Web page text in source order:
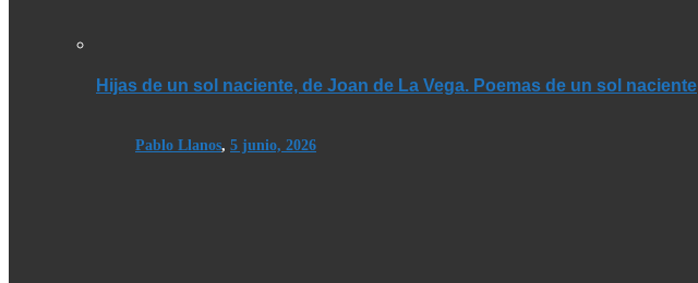
Hijas de un sol naciente, de Joan de La Vega. Poemas de un sol naciente
Pablo Llanos, 5 junio, 2026